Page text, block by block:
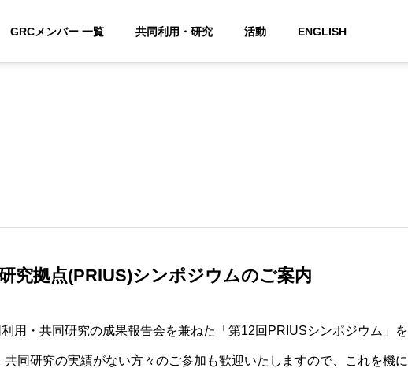
GRCメンバー 一覧 共同利用・研究 活動 ENGLISH
究拠点(PRIUS)シンポジウムのご案内
用・共同研究の成果報告会を兼ねた「第12回PRIUSシンポジウム」を
同研究の実績がない方々のご参加も歓迎いたしますので、これを機に